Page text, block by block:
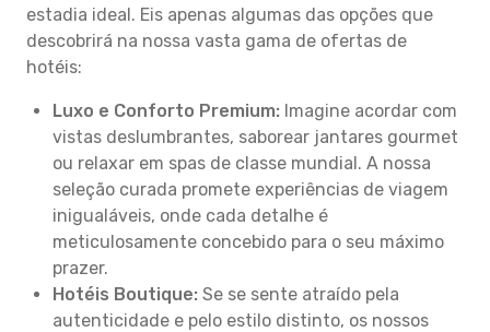
estadia ideal. Eis apenas algumas das opções que
descobrirá na nossa vasta gama de ofertas de
hotéis:
Luxo e Conforto Premium: Imagine acordar com
vistas deslumbrantes, saborear jantares gourmet
ou relaxar em spas de classe mundial. A nossa
seleção curada promete experiências de viagem
inigualáveis, onde cada detalhe é
meticulosamente concebido para o seu máximo
prazer.
Hotéis Boutique: Se se sente atraído pela
autenticidade e pelo estilo distinto, os nossos